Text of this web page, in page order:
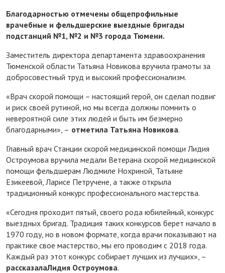
Благодарностью отмечены общепрофильные
врачебные и фельдшерские выездные бригады
подстанций №1, №2 и №3 города Тюмени.
Заместитель директора департамента здравоохранения
Тюменской области Татьяна Новикова вручила грамоты за
добросовестный труд и высокий профессионализм.
«Врач скорой помощи – настоящий герой, он сделал подвиг
и риск своей рутиной, но мы всегда должны помнить о
невероятной силе этих людей и быть им безмерно
благодарными», – отметила Татьяна Новикова.
Главный врач Станции скорой медицинской помощи Лидия
Остроумова вручила медали Ветерана скорой медицинской
помощи фельдшерам Людмиле Нохриной, Татьяне
Езикеевой, Ларисе Петручене, а также открыла
традиционный конкурс профессионального мастерства.
«Сегодня проходит пятый, своего рода юбилейный, конкурс
выездных бригад. Традиция таких конкурсов берет начало в
1970 году, но в новом формате, когда врачи показывают на
практике свое мастерство, мы его проводим с 2018 года.
Каждый раз этот конкурс собирает лучших из лучших», –
рассказалаЛидия Остроумова.